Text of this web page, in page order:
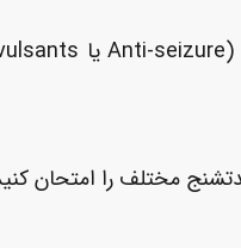
مختلف را امتحان کنید.